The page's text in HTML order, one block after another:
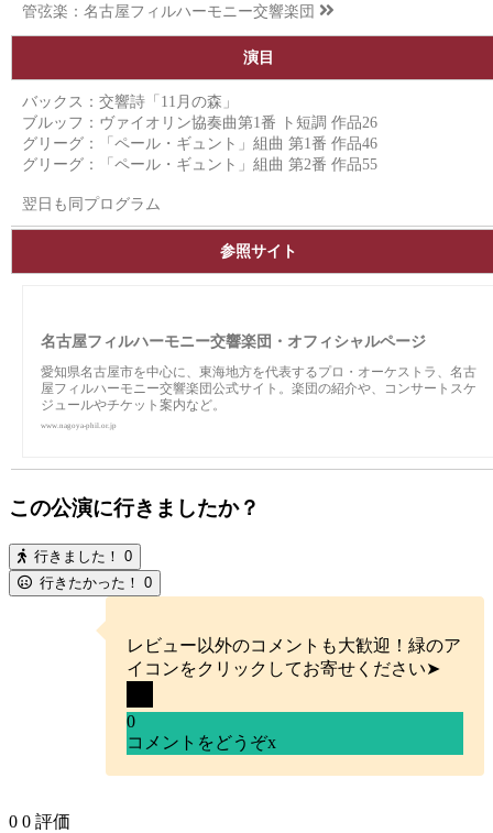
管弦楽： 名古屋フィルハーモニー交響楽団
演目
バックス：交響詩「11月の森」
ブルッフ：ヴァイオリン協奏曲第1番 ト短調 作品26
グリーグ：「ペール・ギュント」組曲 第1番 作品46
グリーグ：「ペール・ギュント」組曲 第2番 作品55
翌日も同プログラム
参照サイト
名古屋フィルハーモニー交響楽団・オフィシャルページ
愛知県名古屋市を中心に、東海地方を代表するプロ・オーケストラ、名古
屋フィルハーモニー交響楽団公式サイト。楽団の紹介や、コンサートスケ
ジュールやチケット案内など。
www.nagoya-phil.or.jp
この公演に行きましたか？
行きました！ 0
行きたかった！ 0
レビュー以外のコメントも大歓迎！緑のア
イコンをクリックしてお寄せください➤
0
コメントをどうぞx
0 0 評価